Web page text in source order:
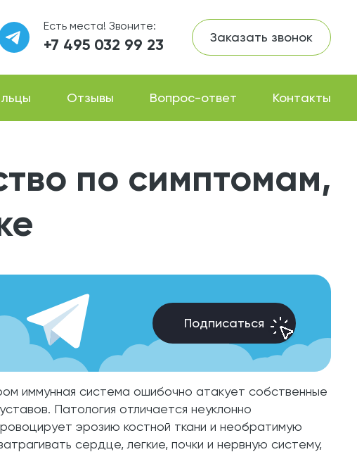
Есть места! Звоните:
+7 495 032 99 23 Заказать звонок
Отзывы Вопрос-ответ Контакты
по симптомам,
Подписаться
иммунная система ошибочно атакует собственные
Патология отличается неуклонно
эрозию костной ткани и необратимую
сердце, легкие, почки и нервную систему,